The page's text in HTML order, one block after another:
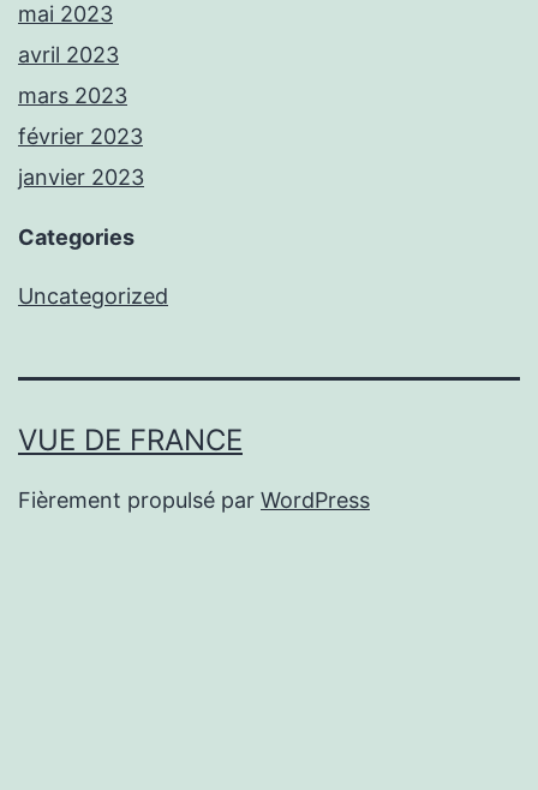
mai 2023
avril 2023
mars 2023
février 2023
janvier 2023
Categories
Uncategorized
VUE DE FRANCE
Fièrement propulsé par WordPress